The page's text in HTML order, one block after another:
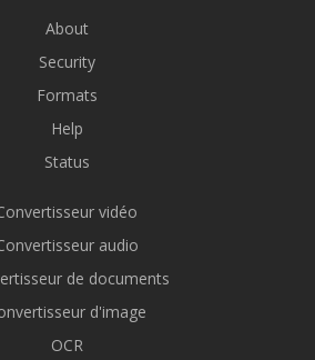
About
Security
Formats
Help
Status
vidéo
audio
de documents
d'image
OCR